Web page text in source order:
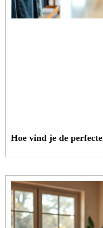
Hoe vind je de